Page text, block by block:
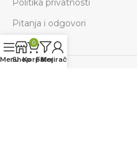
Pitanja i odgovori
MenuShop
0
KorpaFilteri
Moj račun